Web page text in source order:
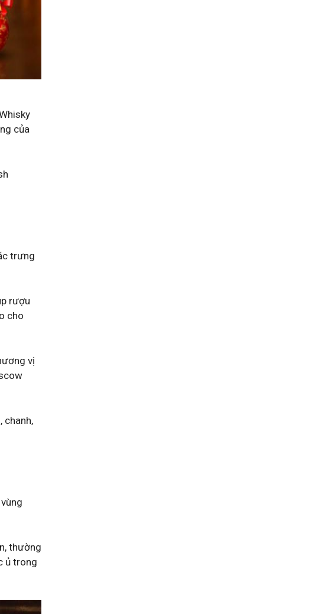
của
trưng
rượu
cho
vị
chanh,
thường
ủ trong